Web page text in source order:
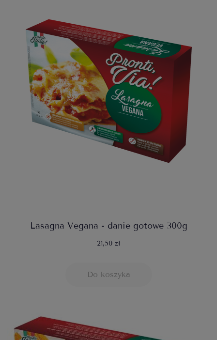
Lasagna Vegana - danie gotowe 300g
21,50 zł
Do koszyka